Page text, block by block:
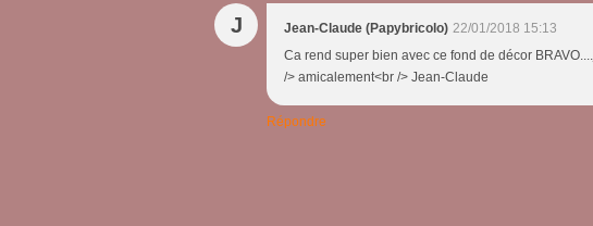
J Jean-Claude (Papybricolo) 22/01/2018 15:13
Ca rend super bien avec ce fond de décor
/> amicalement<br /> Jean-Claude
Répondre